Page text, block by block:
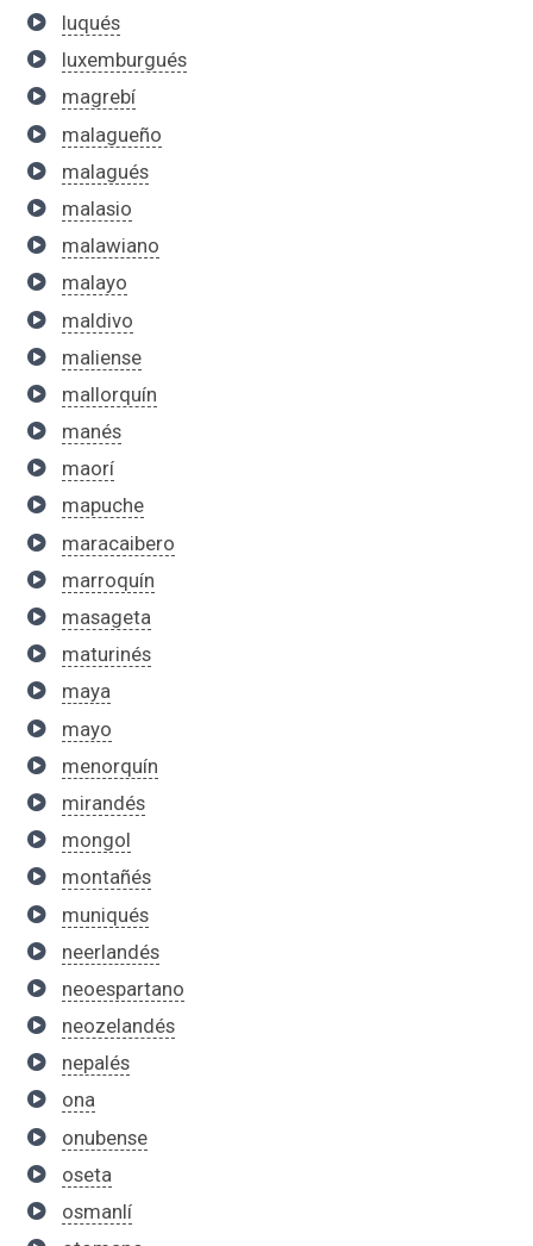
luqués
luxemburgués
magrebí
malagueño
malagués
malasio
malawiano
malayo
maldivo
maliense
mallorquín
manés
maorí
mapuche
maracaibero
marroquín
masageta
maturinés
maya
mayo
menorquín
mirandés
mongol
montañés
muniqués
neerlandés
neoespartano
neozelandés
nepalés
ona
onubense
oseta
osmanlí